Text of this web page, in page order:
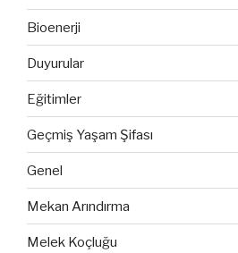
Bioenerji
Duyurular
Eğitimler
Geçmiş Yaşam Şifası
Genel
Mekan Arındırma
Melek Koçluğu